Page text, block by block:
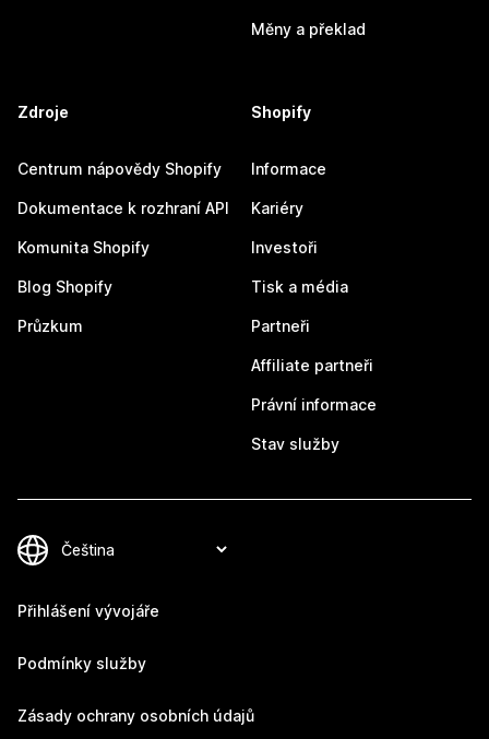
Měny a překlad
Zdroje
Centrum nápovědy Shopify
Dokumentace k rozhraní API
Komunita Shopify
Blog Shopify
Průzkum
Shopify
Informace
Kariéry
Investoři
Tisk a média
Partneři
Affiliate partneři
Právní informace
Stav služby
Přihlášení vývojáře
Podmínky služby
Zásady ochrany osobních údajů